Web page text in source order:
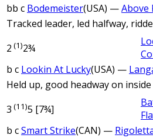
bb c Bodemeister(USA) —Above
Tracked leader, led halfway,
2 (1)2¾
b c Lookin At Lucky(USA) —
Held up, good headway on
3 (11)5 [7¾]
b cSmart Strike(CAN) —